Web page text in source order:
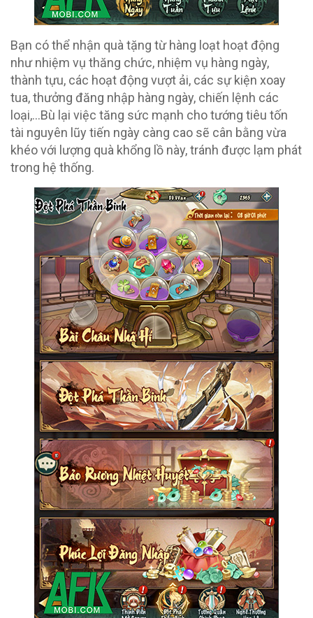
Bạn có thể nhận quà tặng từ hàng loạt hoạt động
như nhiệm vụ thăng chức, nhiệm vụ hàng ngày,
thành tựu, các hoạt động vượt ải, các sự kiện xoay
tua, thưởng đăng nhập hàng ngày, chiến lệnh các
loại,…Bù lại việc tăng sức mạnh cho tướng tiêu tốn
tài nguyên lũy tiến ngày càng cao sẽ cân bằng vừa
khéo với lượng quà khổng lồ này, tránh được lạm phát
trong hệ thống.